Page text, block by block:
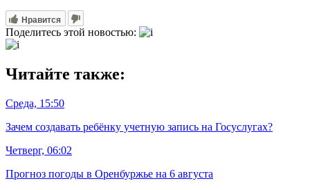
Нравится
Поделитесь этой новостью:
Читайте также:
Среда, 15:50
Зачем создавать ребёнку учетную запись на Госуслугах?
Четверг, 06:02
Прогноз погоды в Оренбуржье на 6 августа